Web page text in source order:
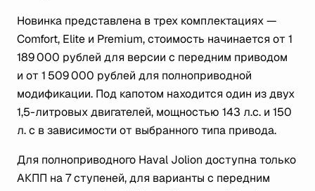
Новинка представлена в трех комплектациях —
Comfort, Elite и Premium, стоимость начинается от 1
189 000 рублей для версии с передним приводом
и от 1 509 000 рублей для полноприводной
модификации. Под капотом находится один из двух
1,5-литровых двигателей, мощностью 143 л.с. и 150
л. с в зависимости от выбранного типа привода.
Для полноприводного Haval Jolion доступна только
АКПП на 7 ступеней, для варианты с передним